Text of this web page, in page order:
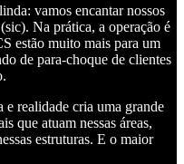
vamos encantar nossos
Na prática, a operação é
estão muito mais para um
de para-choque de clientes
e realidade cria uma grande
que atuam nessas áreas,
estruturas. E o maior